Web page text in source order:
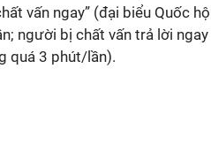
vấn ngay” (đại biểu Quốc
người bị chất vấn trả lời
quá 3 phút/lần).